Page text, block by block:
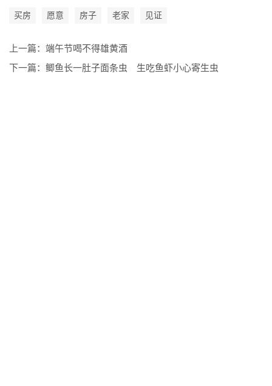
买房 愿意 房子 老家 见证
上一篇： 端午节喝不得雄黄酒
下一篇： 鲫鱼长一肚子面条虫 生吃鱼虾小心寄生虫